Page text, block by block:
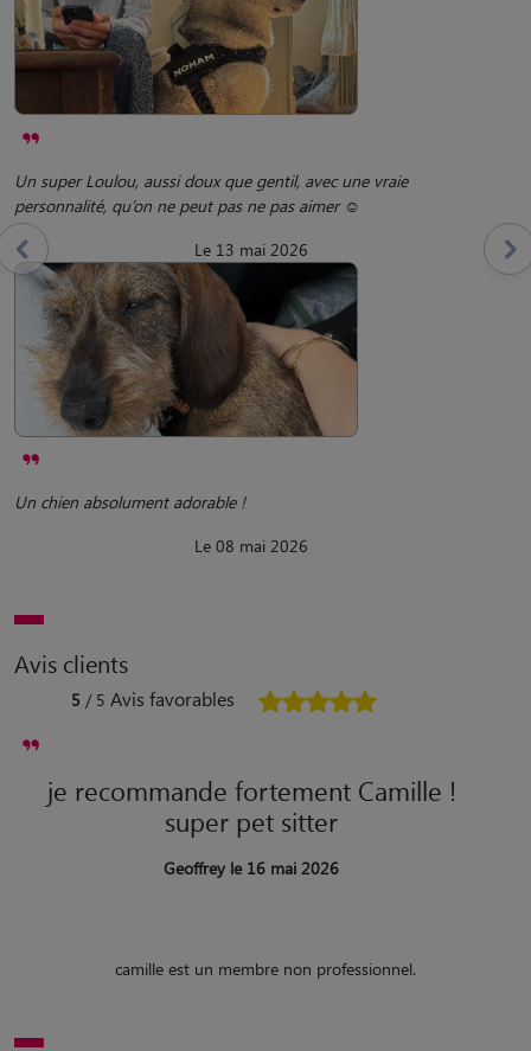
Un super Loulou, aussi doux que gentil, avec une vraie
personnalité, qu’on ne peut pas ne pas aimer ☺️
Le 13 mai 2026
Un chien absolument adorable !
Le 08 mai 2026
Avis clients
5 / 5 Avis favorables
je recommande fortement Camille !
super pet sitter
Geoffrey le 16 mai 2026
camille est un membre non professionnel.